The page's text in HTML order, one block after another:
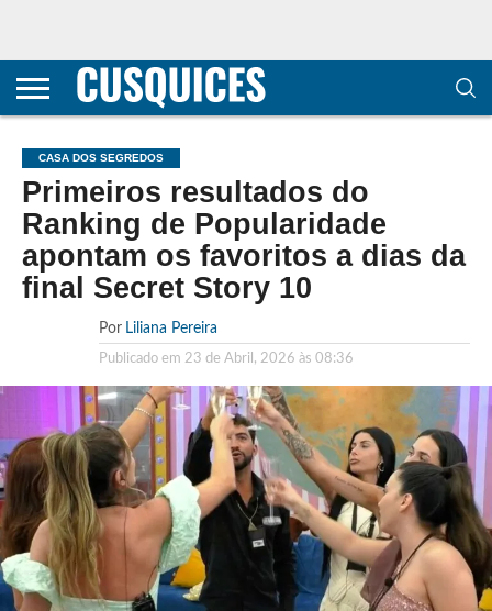
CONTACTOS
HOME
POLÍTICA DE
E COOKIES
SOBRE
TERMOS E
TRANSPARÊNCIA
METODOLOGIA
CASA DOS SEGREDOS
Primeiros resultados do
Ranking de Popularidade
apontam os favoritos a dias da
final Secret Story 10
Por Liliana Pereira
Publicado em 23 de Abril, 2026 às 08:36